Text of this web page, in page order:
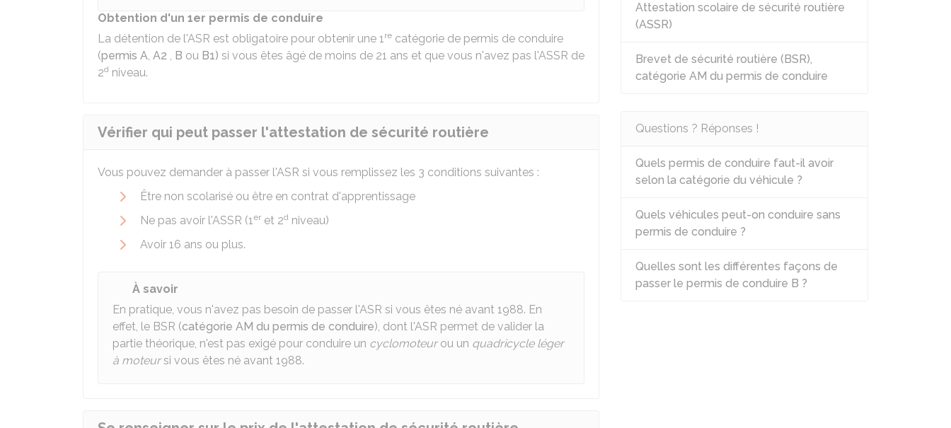
Obtention d'un 1er permis de conduire
La détention de l'ASR est obligatoire pour obtenir une 1re catégorie de permis de conduire
(permis A, A2 , B ou B1) si vous êtes âgé de moins de 21 ans et que vous n'avez pas l'ASSR de
2d niveau.
Vérifier qui peut passer l'attestation de sécurité routière
Vous pouvez demander à passer l'ASR si vous remplissez les 3 conditions suivantes :
Être non scolarisé ou être en contrat d'apprentissage
Ne pas avoir l'ASSR (1er et 2d niveau)
Avoir 16 ans ou plus.
À savoir
En pratique, vous n'avez pas besoin de passer l'ASR si vous êtes né avant 1988. En
effet, le BSR (catégorie AM du permis de conduire), dont l'ASR permet de valider la
partie théorique, n'est pas exigé pour conduire un cyclomoteurou un quadricycle léger
à moteursi vous êtes né avant 1988.
Attestation scolaire de sécurité routière
(ASSR)
Brevet de sécurité routière (BSR),
catégorie AM du permis de conduire
Questions ? Réponses !
Quels permis de conduire faut-il avoir
selon la catégorie du véhicule ?
Quels véhicules peut-on conduire sans
permis de conduire ?
Quelles sont les différentes façons de
passer le permis de conduire B ?